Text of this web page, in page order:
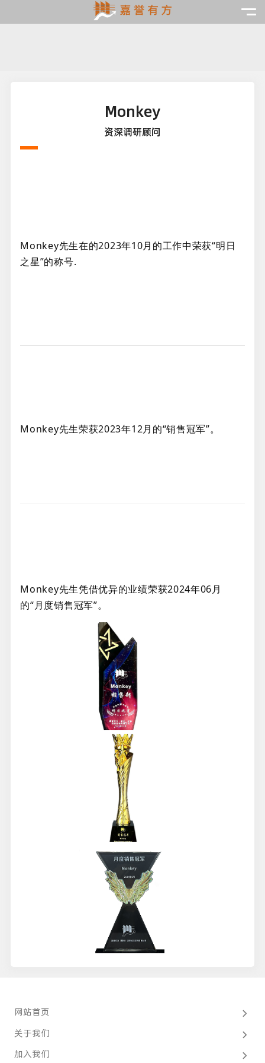
Monkey
资深调研顾问
Monkey先生在的2023年10月的工作中荣获“明日
之星”的称号.
Monkey先生荣获2023年12月的“销售冠军”。
Monkey先生凭借优异的业绩荣获2024年06月
的“月度销售冠军”。
网站首页
关于我们
加入我们